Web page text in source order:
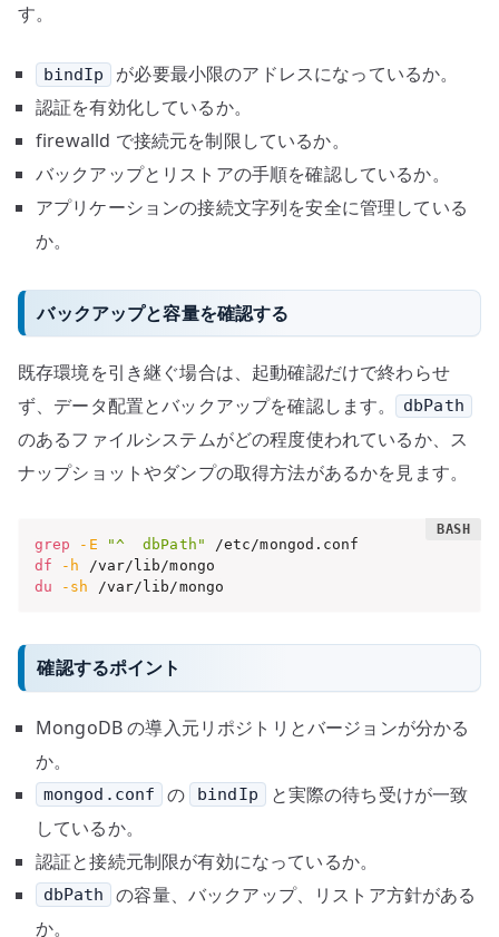
す。
bindIp
が必要最小限のアドレスになっているか。
認証を有効化しているか。
firewalld で接続元を制限しているか。
バックアップとリストアの手順を確認しているか。
アプリケーションの接続文字列を安全に管理している
か。
バックアップと容量を確認する
既存環境を引き継ぐ場合は、起動確認だけで終わらせ
ず、データ配置とバックアップを確認します。
dbPath
のあるファイルシステムがどの程度使われているか、ス
ナップショットやダンプの取得方法があるかを見ます。
grep -E "^  dbPath"
df
-h
du
-sh /var/lib/mongo
確認するポイント
MongoDB の導入元リポジトリとバージョンが分かる
か。
mongod.conf の bindIp
と実際の待ち受けが一致
しているか。
認証と接続元制限が有効になっているか。
dbPath
の容量、バックアップ、リストア方針がある
か。